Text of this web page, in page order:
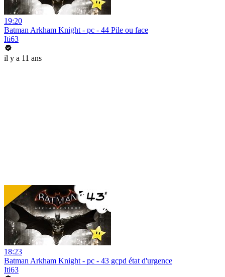
19:20
Batman Arkham Knight - pc - 44 Pile ou face
Iti63
il y a 11 ans
18:23
Batman Arkham Knight - pc - 43 gcpd état d'urgence
Iti63